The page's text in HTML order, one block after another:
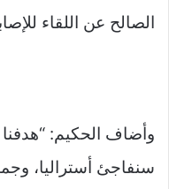
الصالح عن اللقاء
وأضاف الحكيم: “هدفنا
سنفاجئ أستراليا،